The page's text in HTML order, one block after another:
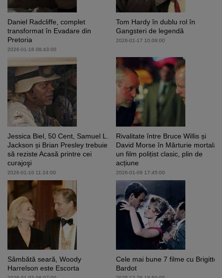
Daniel Radcliffe, complet
transformat în Evadare din
Pretoria
2026-01-18 08:43:00
Tom Hardy în dublu rol în
Gangsteri de legendă
2026-01-17 10:09:00
Jessica Biel, 50 Cent, Samuel L.
Jackson și Brian Presley trebuie
să reziste Acasă printre cei
curajoşi
2026-01-10 11:24:00
Rivalitate între Bruce Willis și
David Morse în Mărturie mortală,
un film polițist clasic, plin de
acțiune
2026-01-09 17:45:00
Sâmbătă seară, Woody
Harrelson este Escorta
Cele mai bune 7 filme cu Brigitte
Bardot